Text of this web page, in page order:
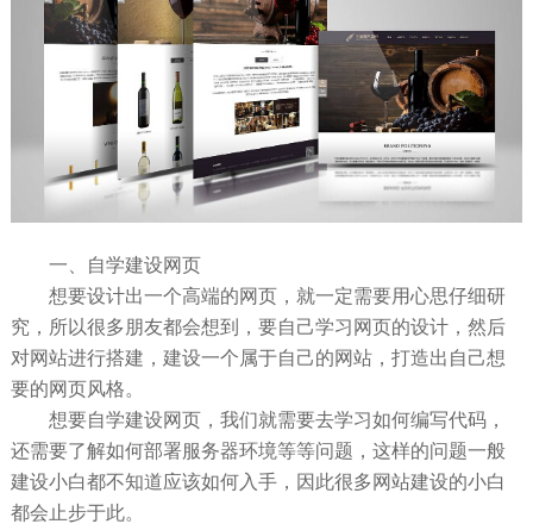
一、自学建设网页
想要设计出一个高端的网页，就一定需要用心思仔细研
究，所以很多朋友都会想到，要自己学习网页的设计，然后
对网站进行搭建，建设一个属于自己的网站，打造出自己想
要的网页风格。
想要自学建设网页，我们就需要去学习如何编写代码，
还需要了解如何部署服务器环境等等问题，这样的问题一般
建设小白都不知道应该如何入手，因此很多网站建设的小白
都会止步于此。